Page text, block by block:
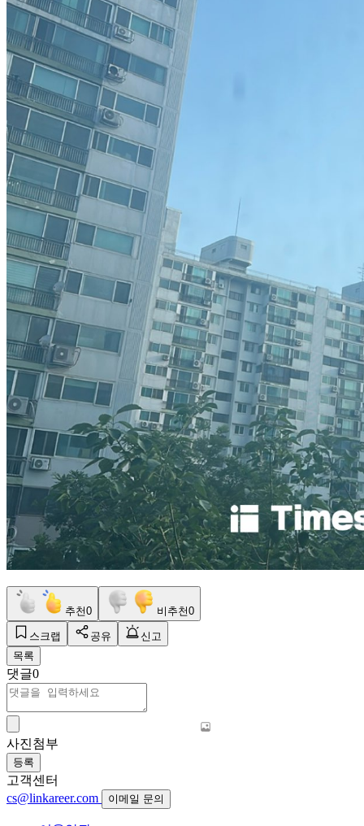
추천0 비추천0
스크랩 공유
신고
목록
댓글0
사진첨부
등록
고객센터
cs@linkareer.com
이메일 문의